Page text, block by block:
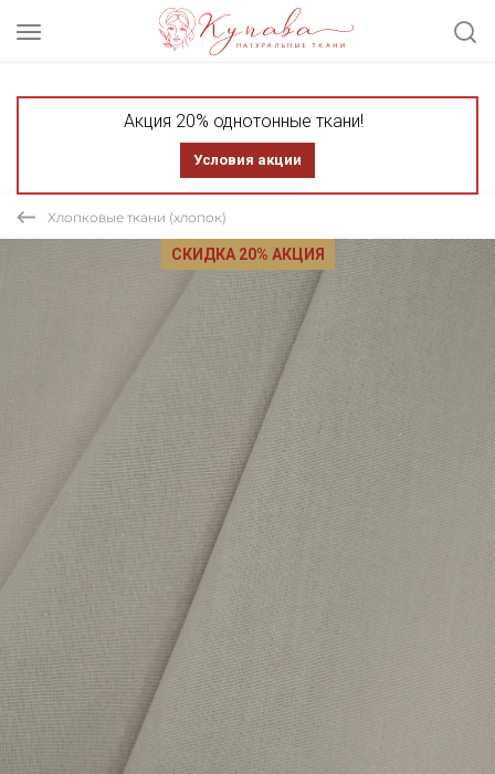
Акция 20% однотонные ткани!
Условия акции
Хлопковые ткани (хлопок)
СКИДКА 20% АКЦИЯ